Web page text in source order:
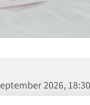
2026,